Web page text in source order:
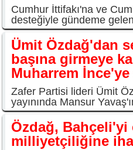
Cumhur İttifakı'na ve
desteğiyle gündeme
Ümit Özdağ'dan
başına girmeye
Muharrem
Zafer Partisi lideri Ümit
yayınında Mansur
Özdağ,
milliyetçiliğine